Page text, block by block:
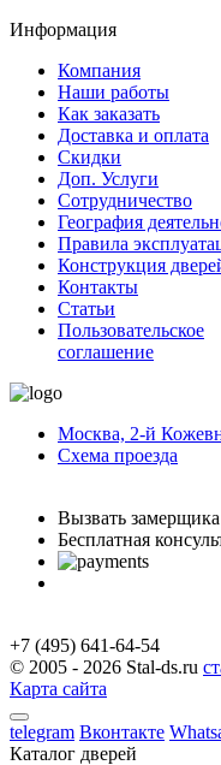
Информация
Компания
Наши работы
Как заказать
Доставка и оплата
Скидки
Доп. Услуги
Сотрудничество
География
Правила
Конструкция
Контакты
Статьи
Пользовательское
соглашение
Москва, 2-й
Схема проезда
Вызвать замерщика
Бесплатная
+7 (495) 641-64-54
© 2005 - 2026 Stal-ds.ru
Карта сайта
telegram Вконтакте
Каталог дверей